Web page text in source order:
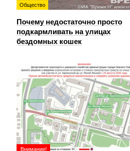
Общество
Почему недостаточно просто
подкармливать на улицах
бездомных кошек
Внимание!